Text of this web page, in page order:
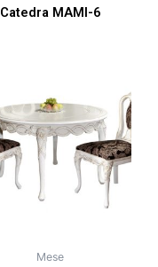
Catedra MAMI-6
Mese